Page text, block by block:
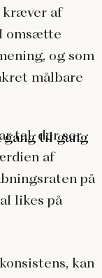
kræver af
omsætte
og som
målbare
gang til gang
tal, der ser
af
på
likes på
kan